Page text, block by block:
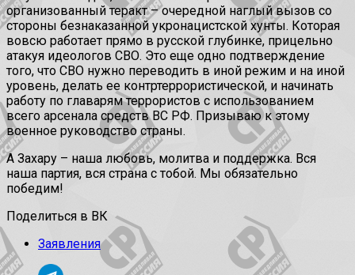
организованный теракт – очередной наглый вызов со
стороны безнаказанной укронацистской хунты. Которая
вовсю работает прямо в русской глубинке, прицельно
атакуя идеологов СВО. Это еще одно подтверждение
того, что СВО нужно переводить в иной режим и на иной
уровень, делать ее контртеррористической, и начинать
работу по главарям террористов с использованием
всего арсенала средств ВС РФ. Призываю к этому
военное руководство страны.
А Захару – наша любовь, молитва и поддержка. Вся
наша партия, вся страна с тобой. Мы обязательно
победим!
Поделиться в ВК
Заявления